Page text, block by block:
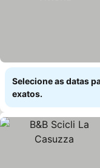
Selecione as datas
exatos.